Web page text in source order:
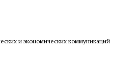
и экономических коммуникаций